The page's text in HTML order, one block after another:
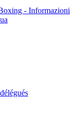
- Informazioni